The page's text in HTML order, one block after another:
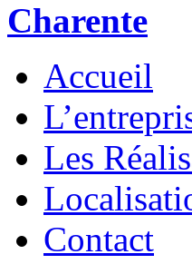
Charente
Accueil
Les
Contact